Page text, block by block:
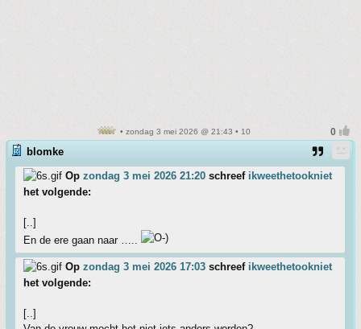
• zondag 3 mei 2026 @ 21:43 • 10
blomke
Op zondag 3 mei 2026 21:20 schreef ikweethetookniet
het volgende:
[..]
En de ere gaan naar …..
Op zondag 3 mei 2026 17:03 schreef ikweethetookniet
het volgende:
[..]